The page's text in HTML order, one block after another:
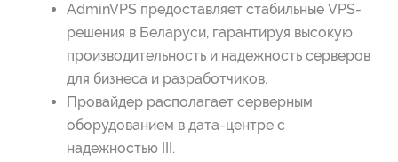
AdminVPS предоставляет стабильные VPS-
решения в Беларуси, гарантируя высокую
производительность и надежность серверов
для бизнеса и разработчиков.
Провайдер располагает серверным
оборудованием в дата-центре с
надежностью III.